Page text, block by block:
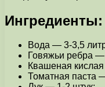
Ингредиенты:
Вода — 3-3,5
Говяжьи ребра
Квашеная
Томатная паста